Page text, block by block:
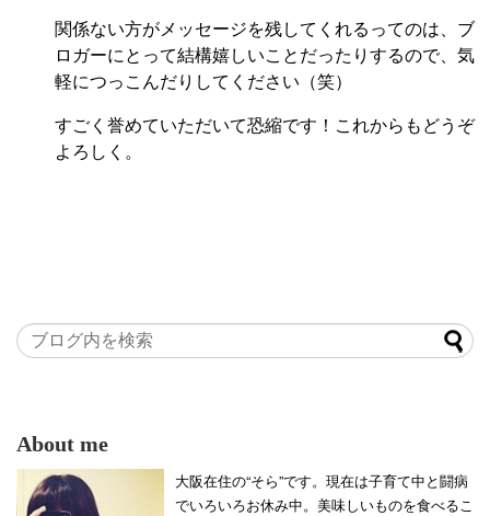
関係ない方がメッセージを残してくれるってのは、ブ
ロガーにとって結構嬉しいことだったりするので、気
軽につっこんだりしてください（笑）
すごく誉めていただいて恐縮です！これからもどうぞ
よろしく。
About me
大阪在住の“そら”です。現在は子育て中と闘病
でいろいろお休み中。美味しいものを食べるこ